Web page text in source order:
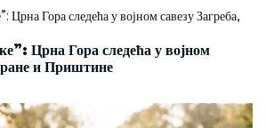
Црна Гора следећа у војном
и Приштине